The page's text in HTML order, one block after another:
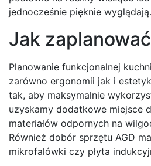
jednocześnie pięknie wyglądają.
Jak
Planowanie funkcjonalnej
zarówno ergonomii jak i
tak, aby maksymalnie
uzyskamy dodatkowe miejsce
materiałów odpornych na
Również dobór sprzętu AGD
mikrofalówki czy płyta